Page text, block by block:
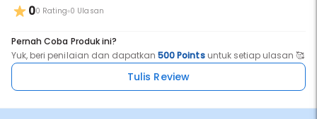
00 Rating 0 Ulasan
Pernah Coba Produk ini?
Yuk, beri penilaian dan dapatkan500 Pointsuntuk setiap ulasan 🥰
Tulis Review